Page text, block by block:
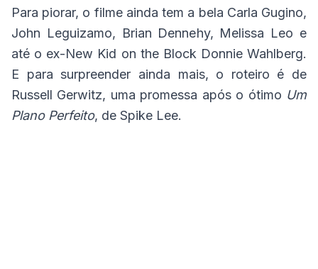
Para piorar, o filme ainda tem a bela Carla Gugino,
John Leguizamo, Brian Dennehy, Melissa Leo e
até o ex-New Kid on the Block Donnie Wahlberg.
E para surpreender ainda mais, o roteiro é de
Russell Gerwitz, uma promessa após o ótimo Um
Plano Perfeito, de Spike Lee.